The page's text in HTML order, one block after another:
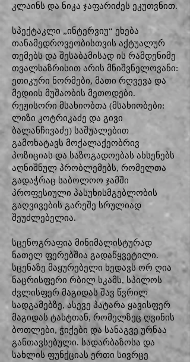
კლაინს და ნიკა ჯაფარიძეს ეკუთვნით.
სპექტაკლი „ინტერვიუ“ ეხება
თანამედროვეობისთვის აქტუალურ
თემებს და შესაბამისად ის რამდენიმე
თვალსაზრისით არის მნიშვნელოვანი:
ეთიკური ნორმები, მათი რღვევა და
მედიის მუშაობის მეთოდები.
რეჟისორი მსახიობთა (მსახიობები:
ლიზი კოტრიკაძე და გივი
ბალანჩივაძე) საშუალებით
გამოხატავს მოქალაქეობრივ
პოზიციას და საზოგადოებას ახსენებს
აღნიშნულ პრობლემებს, რომელთა
გადაჭრაც საბოლოო ჯამში
პროფესიული პასუხისმგებლობის
გაღვივების გარეშე სრულიად
შეუძლებელია.
სცენოგრაფია მინიმალისტურად
ნათელ ფერებშია გადაწყვეტილი.
სცენაზე მაყურებელი ხედავს ორ ღია
ნაცრისფერი რბილ სკამს, სპილოს
ძვლისფერ მაგიდას შავ წვრილ
სადგამებზე, ასევე პატარა ყავისფერ
მაგიდას ტახტთან, რომელზეც ღვინის
ბოთლები, ჭიქები და სანაგვე ურნაა
განთავსებული. სადარბაზოსა და
სახლის ფუნქციას ერთი სივრცე